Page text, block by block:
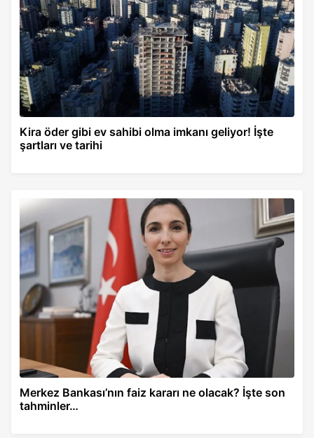
Kira öder gibi ev sahibi olma imkanı geliyor! İşte
şartları ve tarihi
Merkez Bankası’nın faiz kararı ne olacak? İşte son
tahminler…